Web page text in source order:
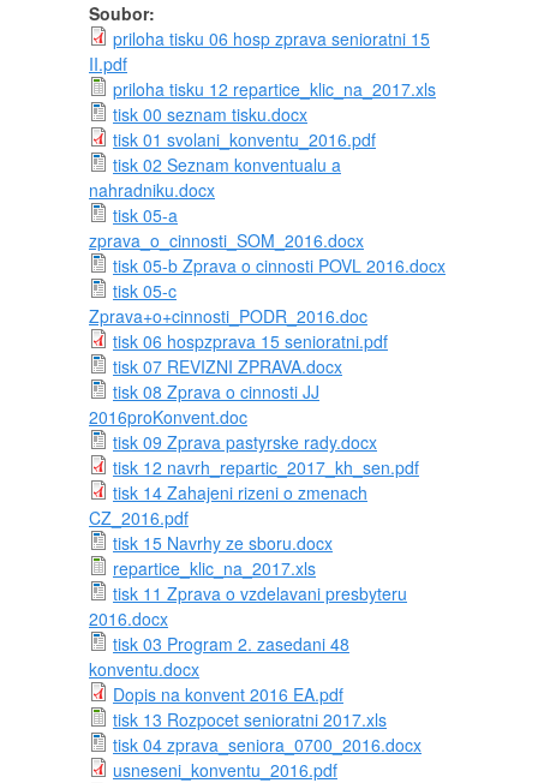
Soubor:
priloha tisku 06 hosp zprava senioratni 15
II.pdf
priloha tisku 12 repartice_klic_na_2017.xls
tisk 00 seznam tisku.docx
tisk 01 svolani_konventu_2016.pdf
tisk 02 Seznam konventualu a
nahradniku.docx
tisk 05-a
zprava_o_cinnosti_SOM_2016.docx
tisk 05-b Zprava o cinnosti POVL 2016.docx
tisk 05-c
Zprava+o+cinnosti_PODR_2016.doc
tisk 06 hospzprava 15 senioratni.pdf
tisk 07 REVIZNI ZPRAVA.docx
tisk 08 Zprava o cinnosti JJ
2016proKonvent.doc
tisk 09 Zprava pastyrske rady.docx
tisk 12 navrh_repartic_2017_kh_sen.pdf
tisk 14 Zahajeni rizeni o zmenach
CZ_2016.pdf
tisk 15 Navrhy ze sboru.docx
repartice_klic_na_2017.xls
tisk 11 Zprava o vzdelavani presbyteru
2016.docx
tisk 03 Program 2. zasedani 48
konventu.docx
Dopis na konvent 2016 EA.pdf
tisk 13 Rozpocet senioratni 2017.xls
tisk 04 zprava_seniora_0700_2016.docx
usneseni_konventu_2016.pdf